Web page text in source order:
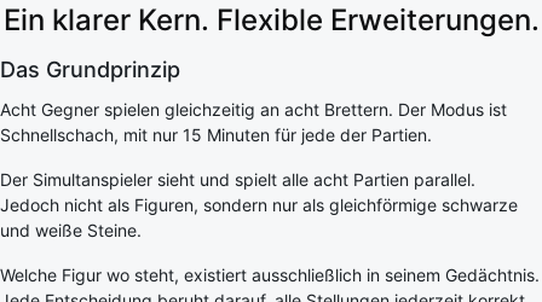
Ein klarer Kern. Flexible Erweiterungen.
Das Grundprinzip
Acht Gegner spielen gleichzeitig an acht Brettern. Der Modus ist
Schnellschach, mit nur 15 Minuten für jede der Partien.
Der Simultanspieler sieht und spielt alle acht Partien parallel.
Jedoch nicht als Figuren, sondern nur als gleichförmige schwarze
und weiße Steine.
Welche Figur wo steht, existiert ausschließlich in seinem Gedächtnis.